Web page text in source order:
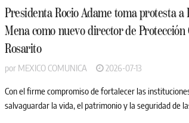
Presidenta Rocio Adame toma protesta a
Mena como nuevo director de
Rosarito
por MEXICO COMUNICA 2026-07-13
Con el firme compromiso de fortalecer las
salvaguardar la vida, el patrimonio y la seguridad de